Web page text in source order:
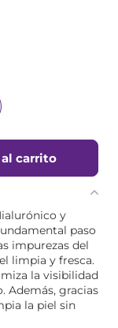
carrito
y
paso
impurezas del
limpia y fresca.
la visibilidad
Además, gracias
la piel sin